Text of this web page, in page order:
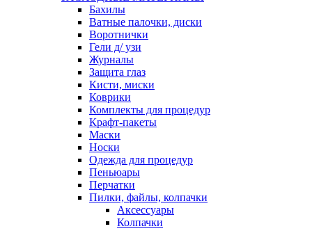
Бахилы
Ватные палочки, диски
Воротнички
Гели д/ узи
Журналы
Защита глаз
Кисти, миски
Коврики
Комплекты для процедур
Крафт-пакеты
Маски
Носки
Одежда для процедур
Пеньюары
Перчатки
Пилки, файлы, колпачки
Аксессуары
Колпачки